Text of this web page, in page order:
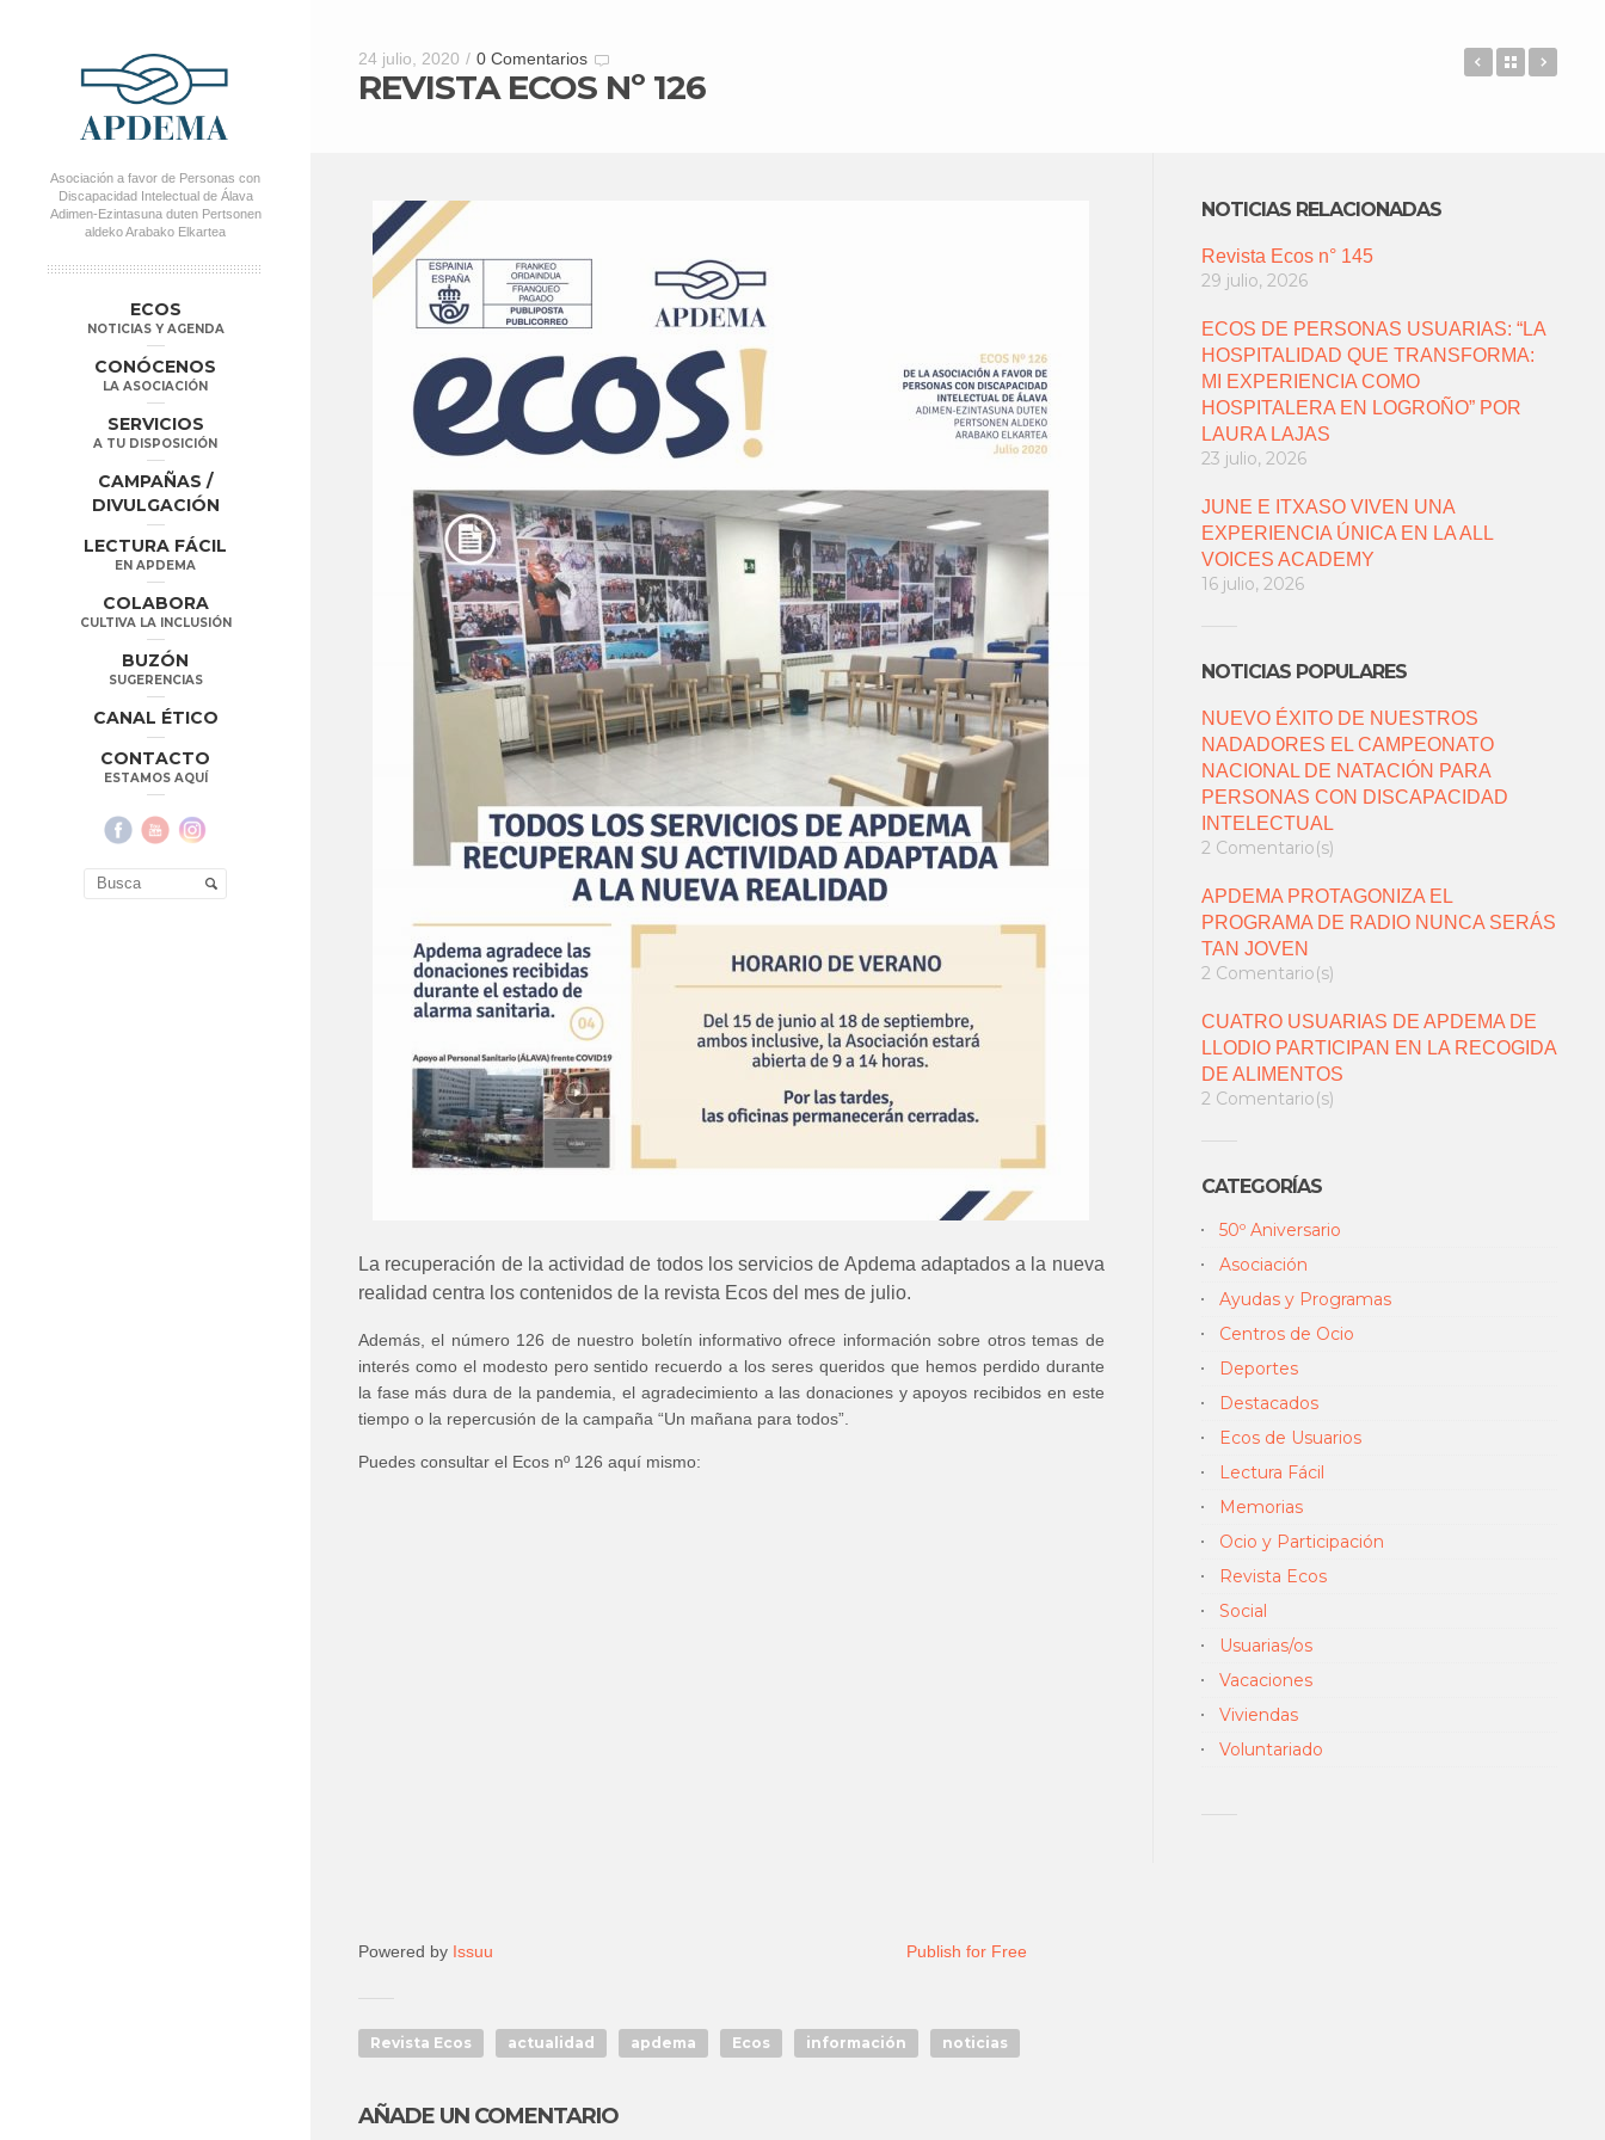
Asociación a favor de Personas con
Discapacidad Intelectual de Álava
Adimen-Ezintasuna duten Pertsonen
aldeko Arabako Elkartea
contenido
contenido
ECOS
NOTICIAS Y AGENDA
CONÓCENOS
LA ASOCIACIÓN
SERVICIOS
A TU DISPOSICIÓN
CAMPAÑAS /
DIVULGACIÓN
LECTURA FÁCIL
EN APDEMA
COLABORA
CULTIVA LA INCLUSIÓN
BUZÓN
SUGERENCIAS
CANAL ÉTICO
CONTACTO
ESTAMOS AQUÍ
24 julio, 2020 / 0 Comentarios
REVISTA ECOS Nº 126
USUARIOS
Back to
La recuperación de la actividad de todos los servicios de Apdema adaptados a la nueva
realidad centra los contenidos de la revista Ecos del mes de julio.
Además, el número 126 de nuestro boletín informativo ofrece información sobre otros temas de
interés como el modesto pero sentido recuerdo a los seres queridos que hemos perdido durante
la fase más dura de la pandemia, el agradecimiento a las donaciones y apoyos recibidos en este
tiempo o la repercusión de la campaña “Un mañana para todos”.
Puedes consultar el Ecos nº 126 aquí mismo:
Powered by Issuu Publish for Free
Revista Ecos actualidad apdema Ecos información noticias
AÑADE UN COMENTARIO
NOTICIAS RELACIONADAS
Revista Ecos n° 145
29 julio, 2026
ECOS DE PERSONAS USUARIAS: “LA
HOSPITALIDAD QUE TRANSFORMA:
MI EXPERIENCIA COMO
HOSPITALERA EN LOGROÑO” POR
LAURA LAJAS
23 julio, 2026
JUNE E ITXASO VIVEN UNA
EXPERIENCIA ÚNICA EN LA ALL
VOICES ACADEMY
16 julio, 2026
NOTICIAS POPULARES
NUEVO ÉXITO DE NUESTROS
NADADORES EL CAMPEONATO
NACIONAL DE NATACIÓN PARA
PERSONAS CON DISCAPACIDAD
INTELECTUAL
2 Comentario(s)
APDEMA PROTAGONIZA EL
PROGRAMA DE RADIO NUNCA SERÁS
TAN JOVEN
2 Comentario(s)
CUATRO USUARIAS DE APDEMA DE
LLODIO PARTICIPAN EN LA RECOGIDA
DE ALIMENTOS
2 Comentario(s)
CATEGORÍAS
50º Aniversario
Asociación
Ayudas y Programas
Centros de Ocio
Deportes
Destacados
Ecos de Usuarios
Lectura Fácil
Memorias
Ocio y Participación
Revista Ecos
Social
Usuarias/os
Vacaciones
Viviendas
Voluntariado